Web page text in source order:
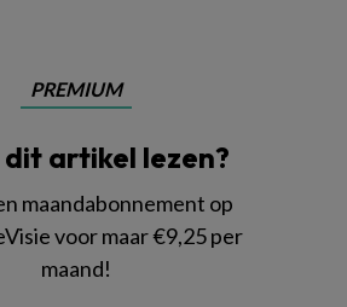
PREMIUM
artikel lezen?
maandabonnement op
voor maar €9,25 per
maand!